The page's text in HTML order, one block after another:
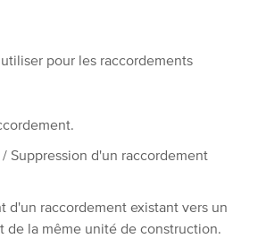
pour les raccordements
Suppression d'un raccordement
d'un raccordement existant vers un
de la même unité de construction.